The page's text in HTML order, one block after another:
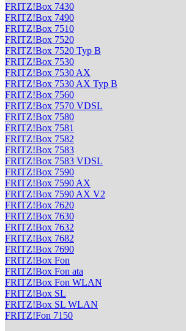
FRITZ!Box 7430
FRITZ!Box 7490
FRITZ!Box 7510
FRITZ!Box 7520
FRITZ!Box 7520 Typ B
FRITZ!Box 7530
FRITZ!Box 7530 AX
FRITZ!Box 7530 AX Typ B
FRITZ!Box 7560
FRITZ!Box 7570 VDSL
FRITZ!Box 7580
FRITZ!Box 7581
FRITZ!Box 7582
FRITZ!Box 7583
FRITZ!Box 7583 VDSL
FRITZ!Box 7590
FRITZ!Box 7590 AX
FRITZ!Box 7590 AX V2
FRITZ!Box 7620
FRITZ!Box 7630
FRITZ!Box 7632
FRITZ!Box 7682
FRITZ!Box 7690
FRITZ!Box Fon
FRITZ!Box Fon ata
FRITZ!Box Fon WLAN
FRITZ!Box SL
FRITZ!Box SL WLAN
FRITZ!Fon 7150